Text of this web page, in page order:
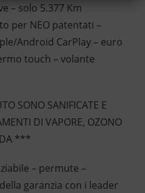
– solo 5.377 Km
per NEO patentati –
Android CarPlay – euro
touch – volante
SONO SANIFICATE E
DI VAPORE, OZONO
***
– permute –
garanzia con i leader